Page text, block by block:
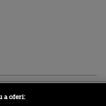
a oferi: